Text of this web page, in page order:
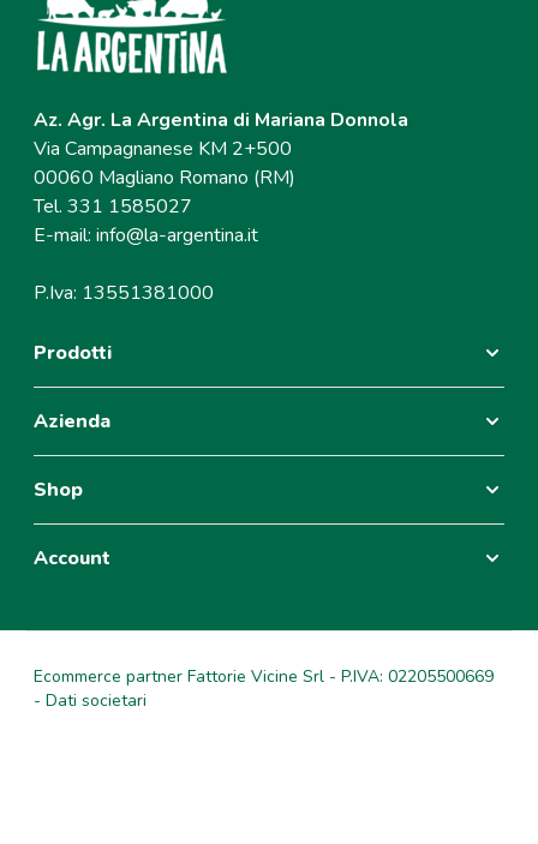
Az. Agr. La Argentina di Mariana Donnola
Via Campagnanese KM 2+500
00060 Magliano Romano (RM)
Tel. 331 1585027
E-mail:info@la-argentina.it
P.Iva: 13551381000
Prodotti
Azienda
Shop
Account
Ecommerce partner Fattorie Vicine Srl - P.IVA: 02205500669
- Dati societari